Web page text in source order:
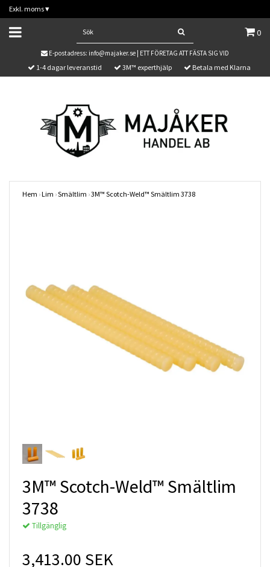
Exkl. moms▾
0
E-postadress: info@majaker.se | ETT FÖRETAG ATT FÄSTA SIG VID
1-4 dagar leveranstid 3M™ experthjälp Betala med Klarna
Hem ›Lim ›Smältlim ›3M™ Scotch-Weld™ Smältlim 3738
3M™ Scotch-Weld™ Smältlim
3738
Tillgänglig
3,413.00 SEK